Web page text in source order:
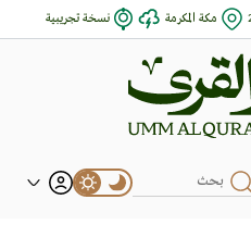
مكة المكرمة نسخة تجريبية